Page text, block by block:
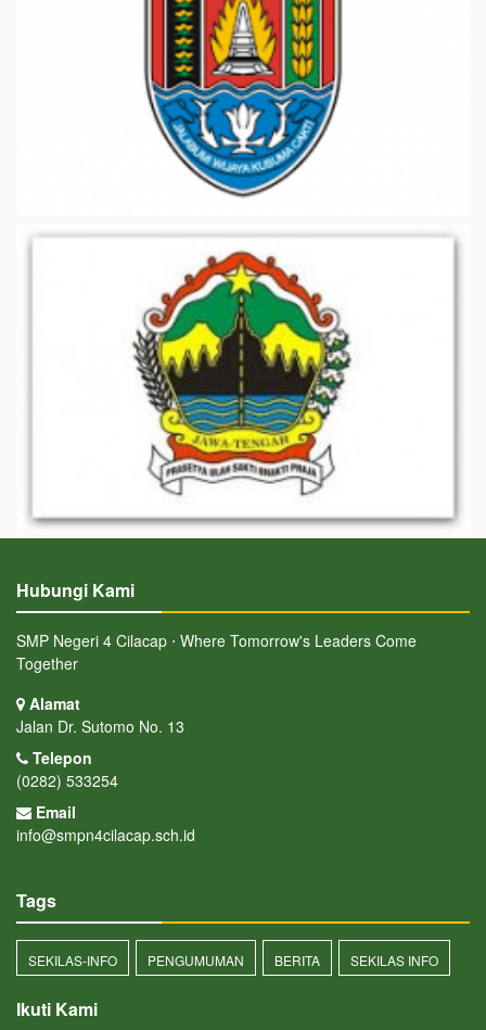
Hubungi Kami
SMP Negeri 4 Cilacap ⋅ Where Tomorrow's Leaders Come
Together
Alamat
Jalan Dr. Sutomo No. 13
Telepon
(0282) 533254
Email
info@smpn4cilacap.sch.id
Tags
SEKILAS-INFO PENGUMUMAN BERITA SEKILAS INFO
Ikuti Kami